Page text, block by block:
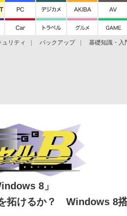
ュリティ バックアップ 基礎知識・入
8」
拓けるか？ Windows 8